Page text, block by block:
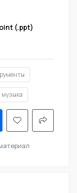
(.ppt)
музыка